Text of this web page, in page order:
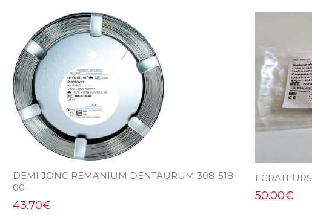
DEMI JONC REMANIUM DENTAURUM 308-518-
00
43.70€
50.00€